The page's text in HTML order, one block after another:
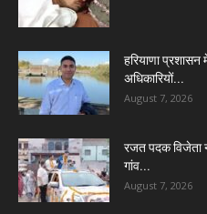
हरियाणा
अधिकारियों...
August 7, 2026
रजत पदक विजेता
गांव...
August 7, 2026